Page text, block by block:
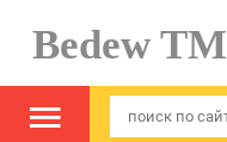
Bedew TM